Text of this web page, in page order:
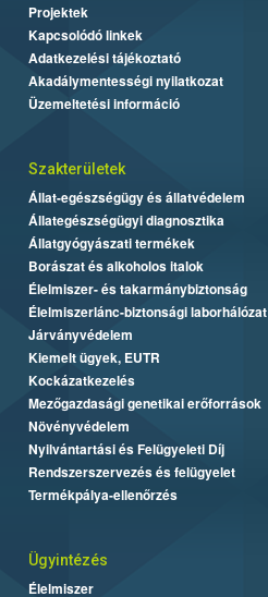
Projektek
Kapcsolódó linkek
Adatkezelési tájékoztató
Akadálymentességi nyilatkozat
Üzemeltetési információ
Szakterületek
Állat-egészségügy és állatvédelem
Állategészségügyi diagnosztika
Állatgyógyászati termékek
Borászat és alkoholos italok
Élelmiszer- és takarmánybiztonság
Élelmiszerlánc-biztonsági laborhálózat
Járványvédelem
Kiemelt ügyek, EUTR
Kockázatkezelés
Mezőgazdasági genetikai erőforrások
Növényvédelem
Nyilvántartási és Felügyeleti Díj
Rendszerszervezés és felügyelet
Termékpálya-ellenőrzés
Ügyintézés
Élelmiszer